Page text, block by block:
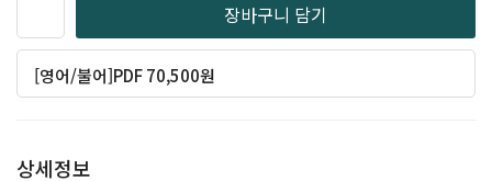
장바구니 담기
[영어/불어]PDF 70,500원
상세정보